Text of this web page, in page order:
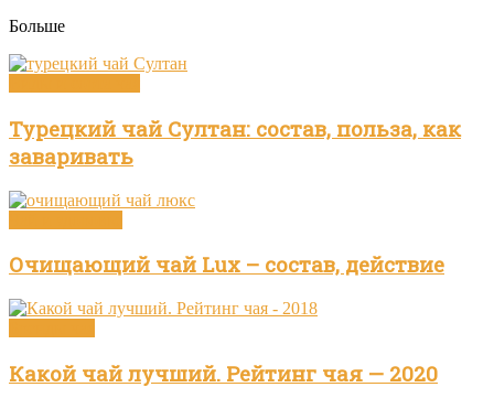
Больше
Турецкий чай Султан: состав, польза, как
заваривать
Очищающий чай Lux – состав, действие
Какой чай лучший. Рейтинг чая — 2020